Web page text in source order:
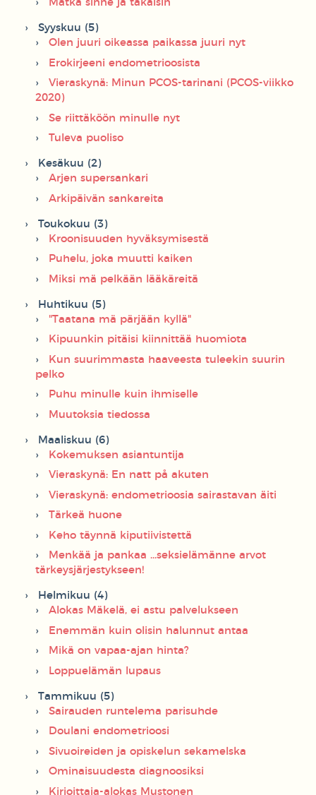
Matka sinne ja takaisin
Syyskuu (5)
Olen juuri oikeassa paikassa juuri nyt
Erokirjeeni endometrioosista
Vieraskynä: Minun PCOS-tarinani (PCOS-viikko
2020)
Se riittäköön minulle nyt
Tuleva puoliso
Kesäkuu (2)
Arjen supersankari
Arkipäivän sankareita
Toukokuu (3)
Kroonisuuden hyväksymisestä
Puhelu, joka muutti kaiken
Miksi mä pelkään lääkäreitä
Huhtikuu (5)
"Taatana mä pärjään kyllä"
Kipuunkin pitäisi kiinnittää huomiota
Kun suurimmasta haaveesta tuleekin suurin
pelko
Puhu minulle kuin ihmiselle
Muutoksia tiedossa
Maaliskuu (6)
Kokemuksen asiantuntija
Vieraskynä: En natt på akuten
Vieraskynä: endometrioosia sairastavan äiti
Tärkeä huone
Keho täynnä kiputiivistettä
Menkää ja pankaa ...seksielämänne arvot
tärkeysjärjestykseen!
Helmikuu (4)
Alokas Mäkelä, ei astu palvelukseen
Enemmän kuin olisin halunnut antaa
Mikä on vapaa-ajan hinta?
Loppuelämän lupaus
Tammikuu (5)
Sairauden runtelema parisuhde
Doulani endometrioosi
Sivuoireiden ja opiskelun sekamelska
Ominaisuudesta diagnoosiksi
Kirjoittaja-alokas Mustonen